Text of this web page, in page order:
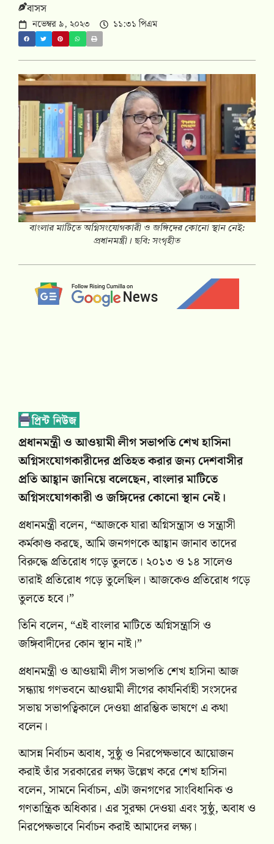
বাসস
নভেম্বর ৯, ২০২৩ ১১:৩১ পিএম
বাংলার মাটিতে অগ্নিসংযোগকারী ও জঙ্গিদের কোনো স্থান নেই:
প্রধানমন্ত্রী। ছবি: সংগৃহীত
প্রধানমন্ত্রী ও আওয়ামী লীগ সভাপতি শেখ হাসিনা
অগ্নিসংযোগকারীদের প্রতিহত করার জন্য দেশবাসীর
প্রতি আহ্বান জানিয়ে বলেছেন, বাংলার মাটিতে
অগ্নিসংযোগকারী ও জঙ্গিদের কোনো স্থান নেই।
প্রধানমন্ত্রী বলেন, “আজকে যারা অগ্নিসন্ত্রাস ও সন্ত্রাসী
কর্মকাণ্ড করছে, আমি জনগণকে আহ্বান জানাব তাদের
বিরুদ্ধে প্রতিরোধ গড়ে তুলতে। ২০১৩ ও ১৪ সালেও
তারাই প্রতিরোধ গড়ে তুলেছিল। আজকেও প্রতিরোধ গড়ে
তুলতে হবে।”
তিনি বলেন, “এই বাংলার মাটিতে অগ্নিসন্ত্রাসি ও
জঙ্গিবাদীদের কোন স্থান নাই।”
প্রধানমন্ত্রী ও আওয়ামী লীগ সভাপতি শেখ হাসিনা আজ
সন্ধ্যায় গণভবনে আওয়ামী লীগের কার্যনির্বাহী সংসদের
সভায় সভাপত্বিকালে দেওয়া প্রারম্ভিক ভাষণে এ কথা
বলেন।
আসন্ন নির্বাচন অবাধ, সুষ্ঠু ও নিরপেক্ষভাবে আয়োজন
করাই তাঁর সরকারের লক্ষ্য উল্লেখ করে শেখ হাসিনা
বলেন, সামনে নির্বাচন, এটা জনগণের সাংবিধানিক ও
গণতান্ত্রিক অধিকার। এর সুরক্ষা দেওয়া এবং সুষ্ঠু, অবাধ ও
নিরপেক্ষভাবে নির্বাচন করাই আমাদের লক্ষ্য।